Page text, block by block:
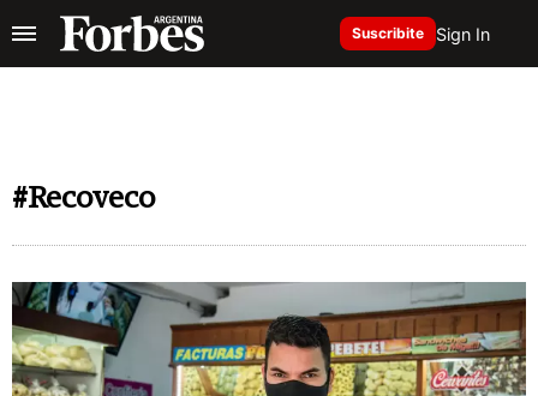
Suscribite Sign In
#Recoveco